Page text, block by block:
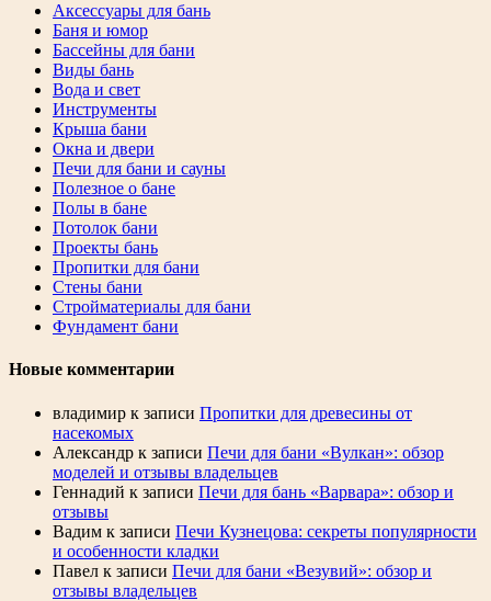
Аксессуары для бань
Баня и юмор
Бассейны для бани
Виды бань
Вода и свет
Инструменты
Крыша бани
Окна и двери
Печи для бани и сауны
Полезное о бане
Полы в бане
Потолок бани
Проекты бань
Пропитки для бани
Стены бани
Стройматериалы для бани
Фундамент бани
Новые комментарии
владимир к записи Пропитки для древесины от
насекомых
Александр к записи Печи для бани «Вулкан»: обзор
моделей и отзывы владельцев
Геннадий к записи Печи для бань «Варвара»: обзор и
отзывы
Вадим к записи Печи Кузнецова: секреты популярности
и особенности кладки
Павел к записи Печи для бани «Везувий»: обзор и
отзывы владельцев